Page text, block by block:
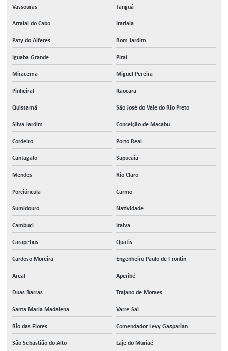
Vassouras Tanguá
Arraial do Cabo Itatiaia
Paty do Alferes Bom Jardim
Iguaba Grande Piraí
Miracema Miguel Pereira
Pinheiral Itaocara
Quissamã São José do Vale do Rio Preto
Silva Jardim Conceição de Macabu
Cordeiro Porto Real
Cantagalo Sapucaia
Mendes Rio Claro
Porciúncula Carmo
Sumidouro Natividade
Cambuci Italva
Carapebus Quatis
Cardoso Moreira Engenheiro Paulo de Frontin
Areal Aperibé
Duas Barras Trajano de Moraes
Santa Maria Madalena Varre-Sai
Rio das Flores Comendador Levy Gasparian
São Sebastião do Alto Laje do Muriaé